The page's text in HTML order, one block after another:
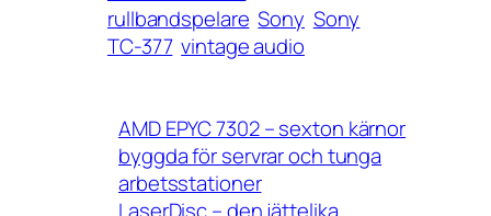
rullbandspelare Sony Sony
TC-377 vintage audio
AMD EPYC 7302 – sexton kärnor
byggda för servrar och tunga
arbetsstationer